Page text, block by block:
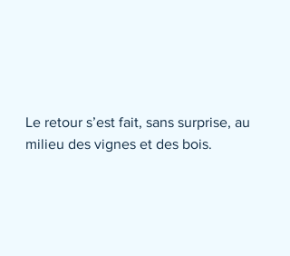
Le retour s’est fait, sans surprise, au
milieu des vignes et des bois.